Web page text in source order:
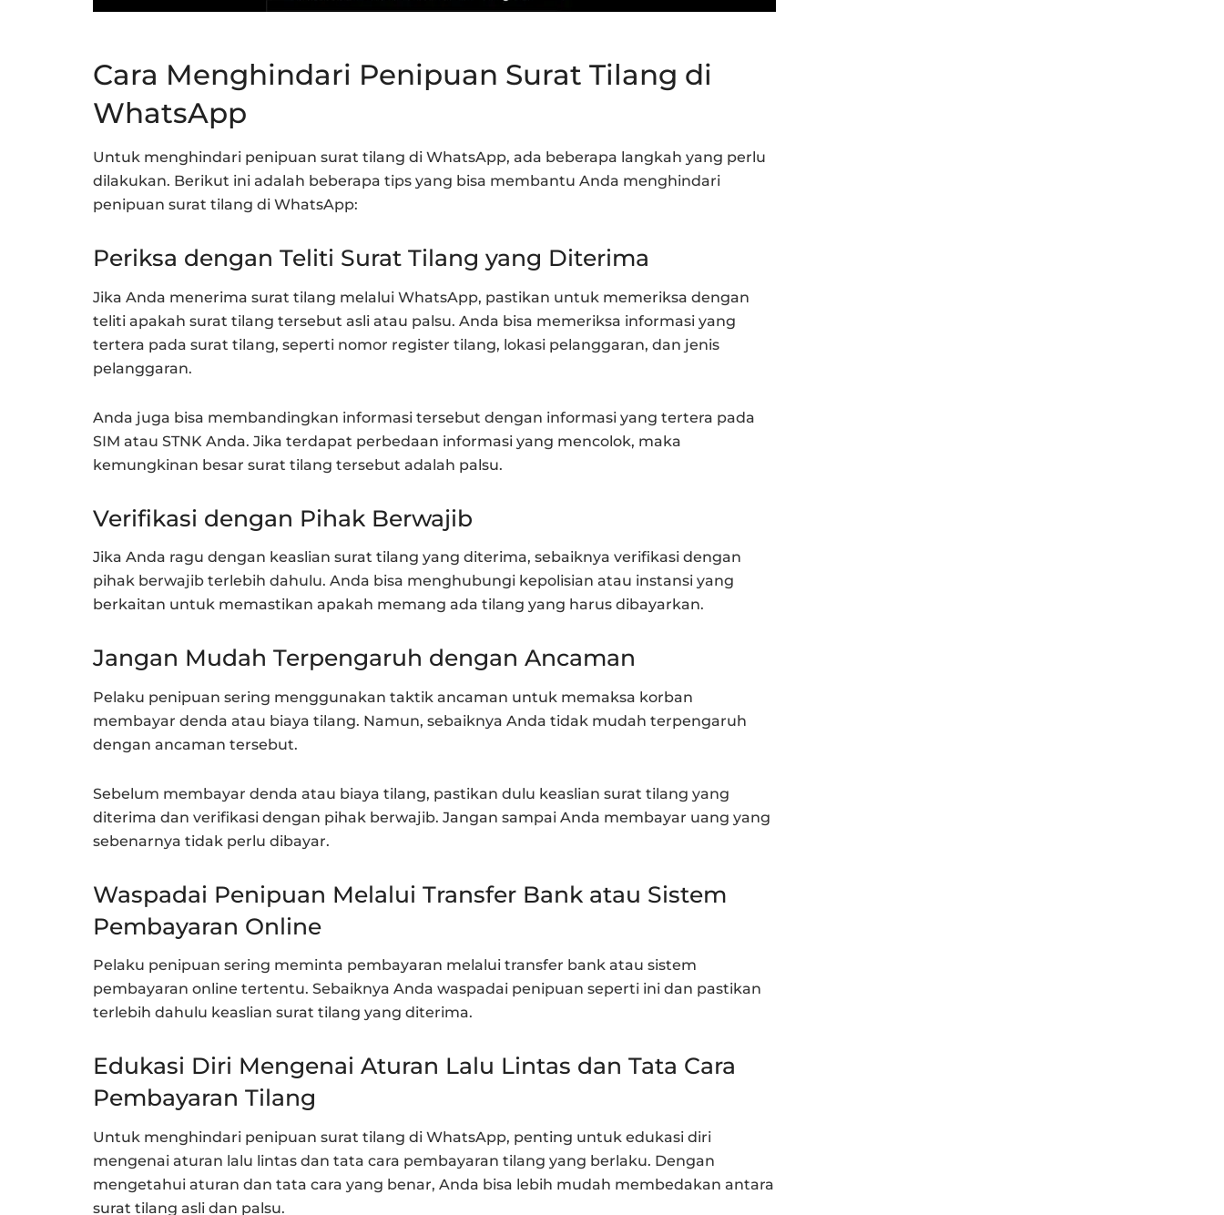
Cara Menghindari Penipuan Surat Tilang di
WhatsApp
Untuk menghindari penipuan surat tilang di WhatsApp, ada beberapa langkah yang perlu
dilakukan. Berikut ini adalah beberapa tips yang bisa membantu Anda menghindari
penipuan surat tilang di WhatsApp:
Periksa dengan Teliti Surat Tilang yang Diterima
Jika Anda menerima surat tilang melalui WhatsApp, pastikan untuk memeriksa dengan
teliti apakah surat tilang tersebut asli atau palsu. Anda bisa memeriksa informasi yang
tertera pada surat tilang, seperti nomor register tilang, lokasi pelanggaran, dan jenis
pelanggaran.
Anda juga bisa membandingkan informasi tersebut dengan informasi yang tertera pada
SIM atau STNK Anda. Jika terdapat perbedaan informasi yang mencolok, maka
kemungkinan besar surat tilang tersebut adalah palsu.
Verifikasi dengan Pihak Berwajib
Jika Anda ragu dengan keaslian surat tilang yang diterima, sebaiknya verifikasi dengan
pihak berwajib terlebih dahulu. Anda bisa menghubungi kepolisian atau instansi yang
berkaitan untuk memastikan apakah memang ada tilang yang harus dibayarkan.
Jangan Mudah Terpengaruh dengan Ancaman
Pelaku penipuan sering menggunakan taktik ancaman untuk memaksa korban
membayar denda atau biaya tilang. Namun, sebaiknya Anda tidak mudah terpengaruh
dengan ancaman tersebut.
Sebelum membayar denda atau biaya tilang, pastikan dulu keaslian surat tilang yang
diterima dan verifikasi dengan pihak berwajib. Jangan sampai Anda membayar uang yang
sebenarnya tidak perlu dibayar.
Waspadai Penipuan Melalui Transfer Bank atau Sistem
Pembayaran Online
Pelaku penipuan sering meminta pembayaran melalui transfer bank atau sistem
pembayaran online tertentu. Sebaiknya Anda waspadai penipuan seperti ini dan pastikan
terlebih dahulu keaslian surat tilang yang diterima.
Edukasi Diri Mengenai Aturan Lalu Lintas dan Tata Cara
Pembayaran Tilang
Untuk menghindari penipuan surat tilang di WhatsApp, penting untuk edukasi diri
mengenai aturan lalu lintas dan tata cara pembayaran tilang yang berlaku. Dengan
mengetahui aturan dan tata cara yang benar, Anda bisa lebih mudah membedakan antara
surat tilang asli dan palsu.